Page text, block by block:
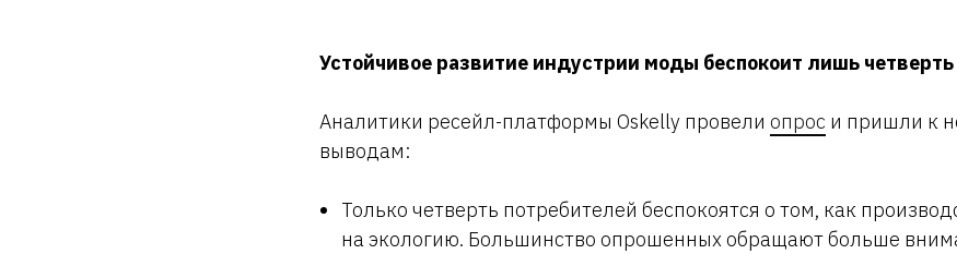
Устойчивое развитие индустрии моды беспокоит лишь четверть
Аналитики ресейл-платформы Oskelly провели опрос и пришли к
выводам:
Только четверть потребителей беспокоятся о том, как
на экологию. Большинство опрошенных обращают больше